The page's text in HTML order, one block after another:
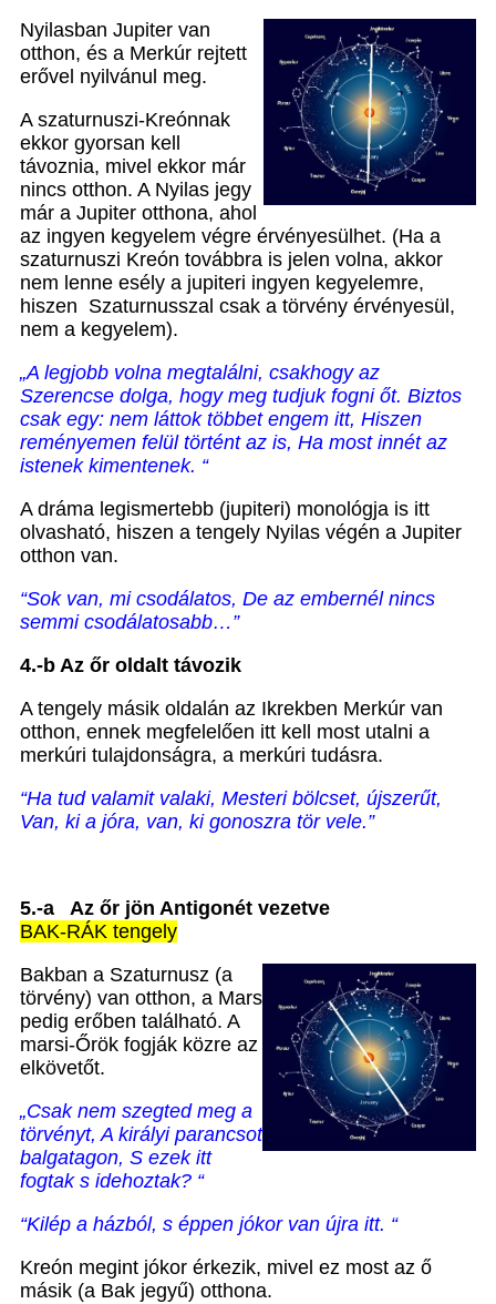
Nyilasban Jupiter van
otthon, és a Merkúr rejtett
erővel nyilvánul meg.
A szaturnuszi-Kreónnak
ekkor gyorsan kell
távoznia, mivel ekkor már
nincs otthon. A Nyilas jegy
már a Jupiter otthona, ahol
az ingyen kegyelem végre érvényesülhet. (Ha a
szaturnuszi Kreón továbbra is jelen volna, akkor
nem lenne esély a jupiteri ingyen kegyelemre,
hiszen Szaturnusszal csak a törvény érvényesül,
nem a kegyelem).
„A legjobb volna megtalálni, csakhogy az
Szerencse dolga, hogy meg tudjuk fogni őt. Biztos
csak egy: nem láttok többet engem itt, Hiszen
reményemen felül történt az is, Ha most innét az
istenek kimentenek. “
A dráma legismertebb (jupiteri) monológja is itt
olvasható, hiszen a tengely Nyilas végén a Jupiter
otthon van.
“Sok van, mi csodálatos, De az embernél nincs
semmi csodálatosabb…”
4.-b Az őr oldalt távozik
A tengely másik oldalán az Ikrekben Merkúr van
otthon, ennek megfelelően itt kell most utalni a
merkúri tulajdonságra, a merkúri tudásra.
“Ha tud valamit valaki, Mesteri bölcset, újszerűt,
Van, ki a jóra, van, ki gonoszra tör vele.”
5.-a Az őr jön Antigonét vezetve
BAK-RÁK tengely
Bakban a Szaturnusz (a
törvény) van otthon, a Mars
pedig erőben található. A
marsi-Őrök fogják közre az
elkövetőt.
„Csak nem szegted meg a
törvényt, A királyi parancsot
balgatagon, S ezek itt
fogtak s idehoztak? “
“Kilép a házból, s éppen jókor van újra itt. “
Kreón megint jókor érkezik, mivel ez most az ő
másik (a Bak jegyű) otthona.